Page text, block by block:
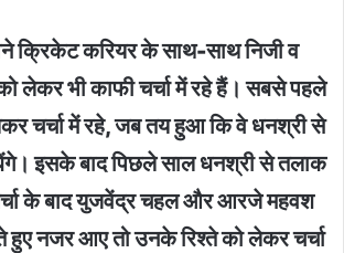
क्रिकेट करियर के साथ-साथ निजी व
लेकर भी काफी चर्चा में रहे हैं। सबसे पहले
चर्चा में रहे, जब तय हुआ कि वे धनश्री से
इसके बाद पिछले साल धनश्री से तलाक
के बाद युजवेंद्र चहल और आरजे महवश
नजर आए तो उनके रिश्‍ते को लेकर चर्चा